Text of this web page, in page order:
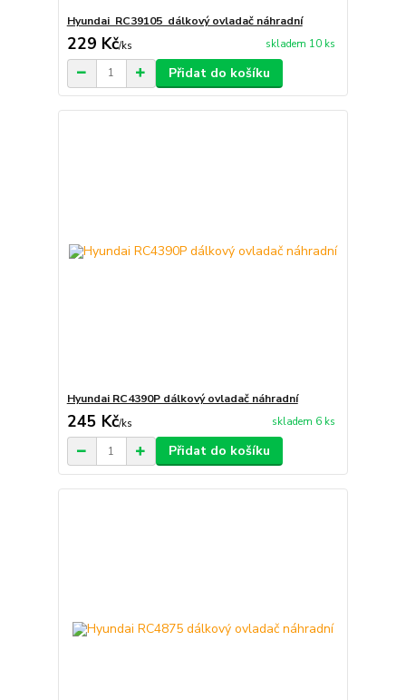
Hyundai RC39105 dálkový ovladač náhradní
229 Kč/ks skladem 10 ks
Přidat do košíku
Hyundai RC4390P dálkový ovladač náhradní
245 Kč/ks skladem 6 ks
Přidat do košíku